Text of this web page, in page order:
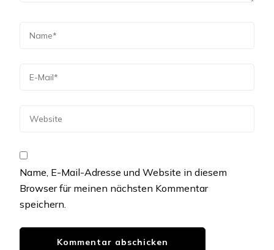
Name, E-Mail-Adresse und Website in diesem
Browser für meinen nächsten Kommentar
speichern.